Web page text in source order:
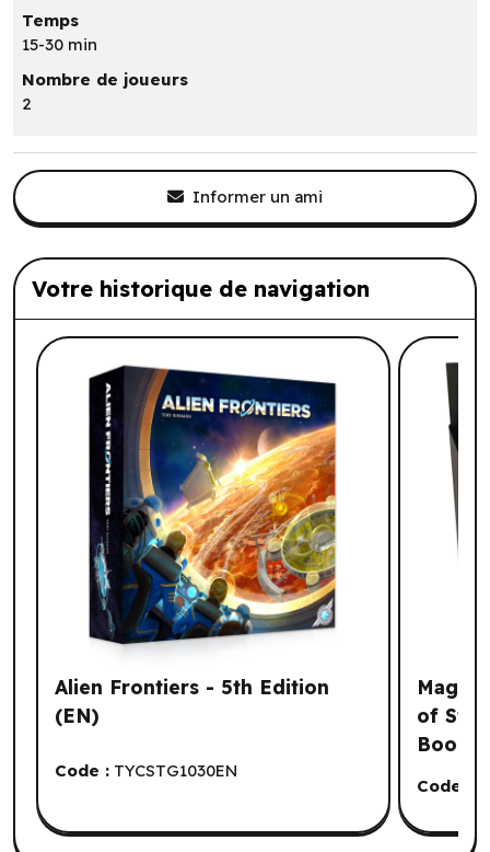
Temps
15-30 min
Nombre de joueurs
2
Informer un ami
Votre historique de navigation
Liste de produits suggérés: Votre
Alien Frontiers - 5th Edition
(EN)
Code : TYCSTG1030EN
Magic:
of
Code :